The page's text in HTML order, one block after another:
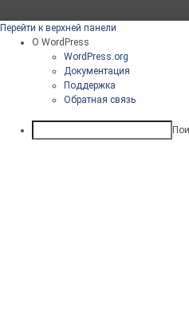
Перейти к верхней панели
О WordPress
WordPress.org
Документация
Поддержка
Обратная связь